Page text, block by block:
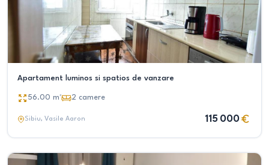
Apartament luminos si spatios de vanzare
56.00 m² 2 camere
Sibiu, Vasile Aaron 115 000